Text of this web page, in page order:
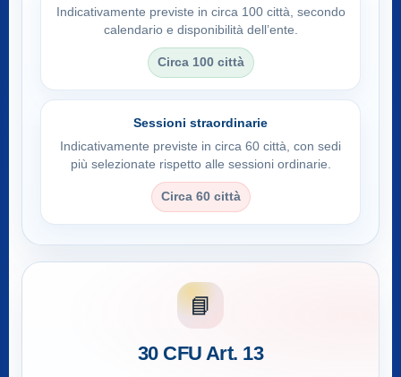
Indicativamente previste in circa 100 città, secondo
calendario e disponibilità dell’ente.
Circa 100 città
Sessioni straordinarie
Indicativamente previste in circa 60 città, con sedi
più selezionate rispetto alle sessioni ordinarie.
Circa 60 città
📘
30 CFU Art. 13